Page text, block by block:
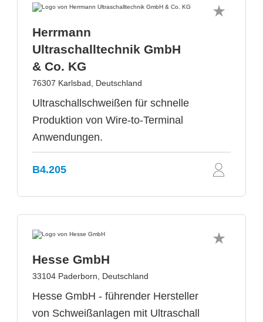
Herrmann
Ultraschalltechnik GmbH
& Co. KG
76307 Karlsbad, Deutschland
Ultraschallschweißen für schnelle
Produktion von Wire-to-Terminal
Anwendungen.
B4.205
Hesse GmbH
33104 Paderborn, Deutschland
Hesse GmbH - führender Hersteller
von Schweißanlagen mit Ultraschall